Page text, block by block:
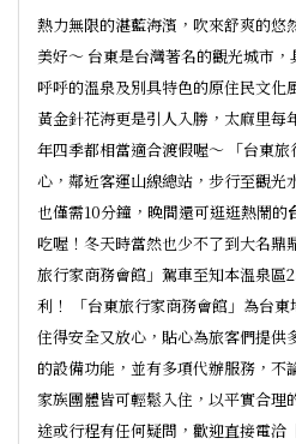
熱力無限的湛藍海濱，吹來舒爽的悠
美好～ 台東是台灣著名的觀光城市
呼呼的溫泉及別具特色的原住民文化
黃金針花海更是引人入勝，太麻里每
年四季都相當適合渡假喔～ 「台東
心，鄰近客運山線總站，步行至觀光
也僅需10分鐘，晚間還可逛逛熱鬧的
吃喔！冬天時當然也少不了到大名鼎
旅行家商務會館」駕車至知本溫泉區
利！ 「台東旅行家商務會館」為台
住得安全又放心，貼心為旅客們提供
的設備功能，並有多項代辦服務，不
家族團體皆可輕鬆入住，以平實合理
途或行程有任何疑問，歡迎直接電